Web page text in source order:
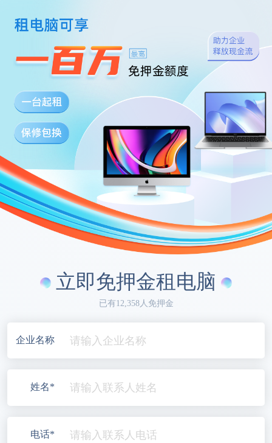
立即免押金租电脑
已有12,358人免押金
企业名称
姓名*
电话*